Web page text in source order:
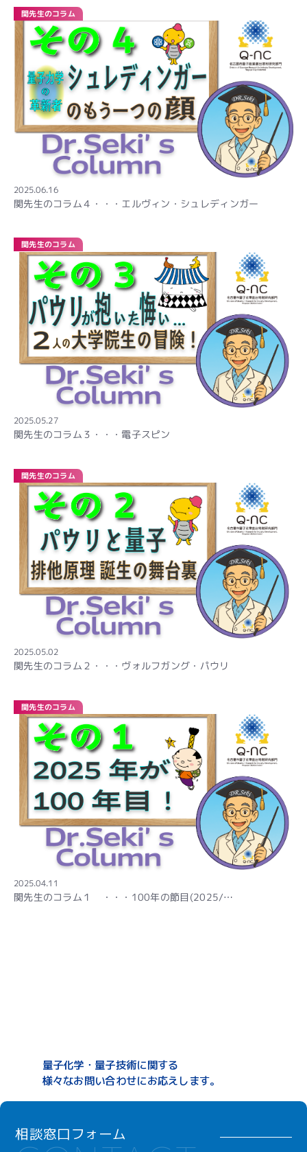
関先生のコラム
2025.06.16
関先生のコラム４・・・エルヴィン・シュレディンガー
関先生のコラム
2025.05.27
関先生のコラム３・・・電子スピン
関先生のコラム
2025.05.02
関先生のコラム２・・・ヴォルフガング・パウリ
関先生のコラム
2025.04.11
関先生のコラム１ ・・・100年の節目(2025/…
量子化学・量子技術に関する
様々なお問い合わせにお応えします。
相談窓口フォーム